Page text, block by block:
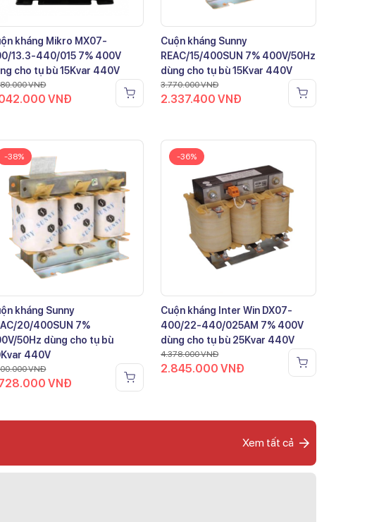
kháng Mikro MX07-
13.3-440/015 7% 400V
cho tụ bù 15Kvar 440V
VNĐ
VNĐ
Cuộn kháng Sunny
REAC/15/400SUN 7% 400V/50Hz
dùng cho tụ bù 15Kvar 440V
3.770.000VNĐ
2.337.400VNĐ
-38%
kháng Sunny
20/400SUN 7%
50Hz dùng cho tụ bù
440V
VNĐ
VNĐ
-36%
Cuộn kháng Inter Win DX07-
400/22-440/025AM 7% 400V
dùng cho tụ bù 25Kvar 440V
4.378.000VNĐ
2.845.000VNĐ
Xem tất cả